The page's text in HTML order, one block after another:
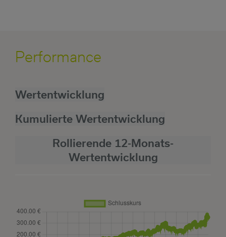
Performance
Wertentwicklung
Kumulierte Wertentwicklung
Rollierende 12-Monats-
Wertentwicklung